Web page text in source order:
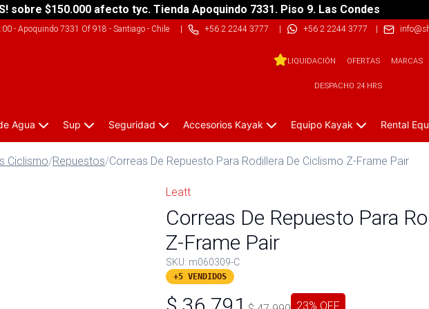
sobre $150.000 afecto tyc. Tienda Apoquindo 7331. Piso 9. Las Condes
- Apoquindo 7331 Of 918 - Santiago - Chile| +56 2 2244 3777 | +56 2 2244 3777 |
LIQUIDACIÓN OFERTAS MARCAS
DESPACHO 24 HRS
Agua Sup Seguridad Accesorios Kayak Equipo Kayak Rental
Ciclismo/Repuestos/Correas De Repuesto Para Rodillera De Ciclismo Z-Frame Pair
Leatt
Correas De Repuesto Para
Z-Frame Pair
SKU: m060309-C
+5 VENDIDOS
23% OFF